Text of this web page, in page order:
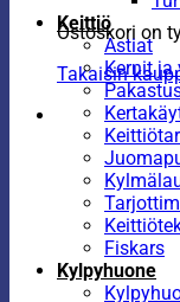
Ostoskori on
Takaisin
Keittiö
Astiat
Kernit ja
Fiskars
Kylpyhuone